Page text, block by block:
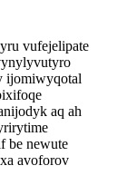
vufejelipate
ijomiwyqotal
aq ah
be newute
avoforov